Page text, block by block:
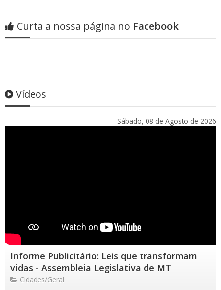
Curta a nossa página no Facebook
Vídeos
Sábado, 08 de Agosto de 2026
Informe Publicitário: Leis que transformam
vidas - Assembleia Legislativa de MT
Cidades/Geral